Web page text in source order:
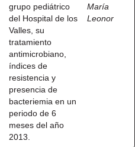
grupo pediátrico
del Hospital de los
Valles, su
tratamiento
antimicrobiano,
índices de
resistencia y
presencia de
bacteriemia en un
periodo de 6
meses del año
2013.
María
Leonor